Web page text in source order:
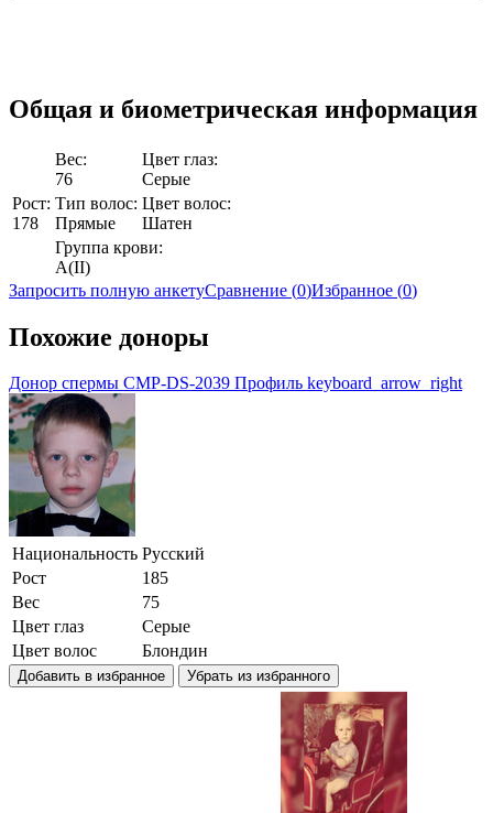
Общая и биометрическая информация
Рост:
178
Вес:
76
Цвет глаз:
Серые
Тип волос:
Прямые
Цвет волос:
Шатен
Группа крови:
A(II)
Запросить полную анкетуСравнение (0)Избранное (0)
Похожие доноры
Донор спермы CMP-DS-2039 Профиль keyboard_arrow_right
Национальность Русский
Рост
185
Вес
75
Цвет глаз
Серые
Цвет волос
Блондин
Добавить в избранное Убрать из избранного